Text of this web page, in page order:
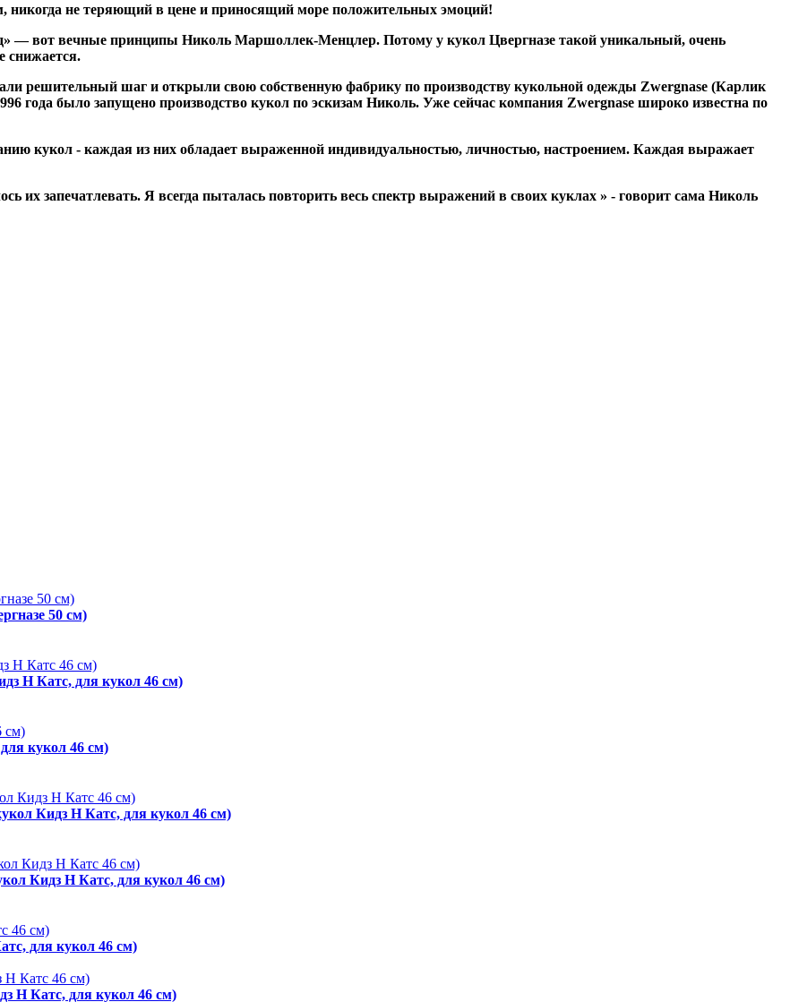
никогда не теряющий в цене и приносящий море положительных эмоций!
— вот вечные принципы Николь Маршоллек-Менцлер. Потому у кукол Цвергназе такой уникальный, очень
снижается.
решительный шаг и открыли свою собственную фабрику по производству кукольной одежды Zwergnase (Карлик
года было запущено производство кукол по эскизам Николь. Уже сейчас компания Zwergnase широко известна по
кукол - каждая из них обладает выраженной индивидуальностью, личностью, настроением. Каждая выражает
их запечатлевать. Я всегда пыталась повторить весь спектр выражений в своих куклах » - говорит сама Николь
50 см)
Н Катс, для кукол 46 см)
кукол 46 см)
Кидз Н Катс, для кукол 46 см)
Кидз Н Катс, для кукол 46 см)
для кукол 46 см)
Н Катс, для кукол 46 см)